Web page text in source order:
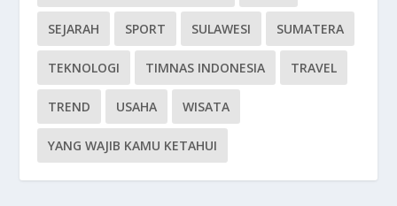
SEJARAH SPORT SULAWESI SUMATERA
TEKNOLOGI TIMNAS INDONESIA TRAVEL
TREND USAHA WISATA
YANG WAJIB KAMU KETAHUI